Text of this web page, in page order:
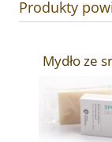
Produkty
Mydło ze